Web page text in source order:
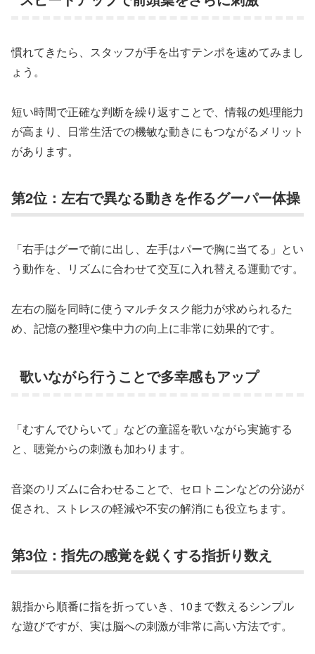
慣れてきたら、スタッフが手を出すテンポを速めてみまし
ょう。
短い時間で正確な判断を繰り返すことで、情報の処理能力
が高まり、日常生活での機敏な動きにもつながるメリット
があります。
第2位：左右で異なる動きを作るグーパー体操
「右手はグーで前に出し、左手はパーで胸に当てる」とい
う動作を、リズムに合わせて交互に入れ替える運動です。
左右の脳を同時に使うマルチタスク能力が求められるた
め、記憶の整理や集中力の向上に非常に効果的です。
歌いながら行うことで多幸感もアップ
「むすんでひらいて」などの童謡を歌いながら実施する
と、聴覚からの刺激も加わります。
音楽のリズムに合わせることで、セロトニンなどの分泌が
促され、ストレスの軽減や不安の解消にも役立ちます。
第3位：指先の感覚を鋭くする指折り数え
親指から順番に指を折っていき、10まで数えるシンプル
な遊びですが、実は脳への刺激が非常に高い方法です。